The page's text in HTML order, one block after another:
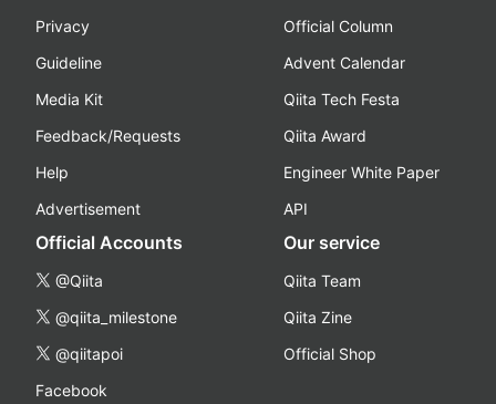
Privacy
Guideline
Media Kit
Feedback/Requests
Help
Advertisement
Official Column
Advent Calendar
Qiita Tech Festa
Qiita Award
Engineer White Paper
API
Official Accounts
@Qiita
@qiita_milestone
@qiitapoi
Facebook
Our service
Qiita Team
Qiita Zine
Official Shop